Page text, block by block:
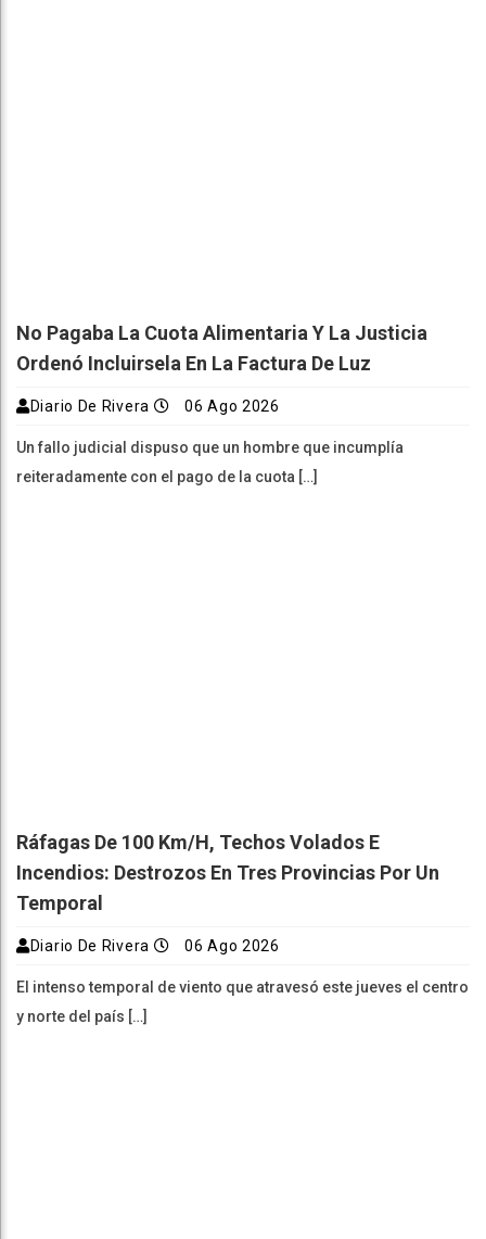
No Pagaba La Cuota Alimentaria Y La Justicia
Ordenó Incluirsela En La Factura De Luz
Diario De Rivera 06 Ago 2026
Un fallo judicial dispuso que un hombre que incumplía
reiteradamente con el pago de la cuota […]
Ráfagas De 100 Km/h, Techos Volados E
Incendios: Destrozos En Tres Provincias Por Un
Temporal
Diario De Rivera 06 Ago 2026
El intenso temporal de viento que atravesó este jueves el centro
y norte del país […]